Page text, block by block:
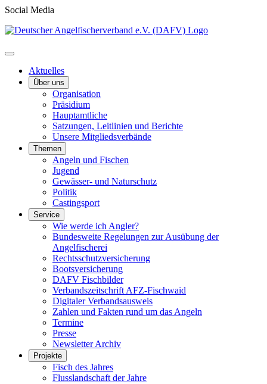
Social Media
Aktuelles
Über uns
Organisation
Präsidium
Hauptamtliche
Satzungen, Leitlinien und Berichte
Unsere Mitgliedsverbände
Themen
Angeln und Fischen
Jugend
Gewässer- und Naturschutz
Politik
Castingsport
Service
Wie werde ich Angler?
Bundesweite Regelungen zur Ausübung der
Angelfischerei
Rechtsschutzversicherung
Bootsversicherung
DAFV Fischbilder
Verbandszeitschrift AFZ-Fischwaid
Digitaler Verbandsausweis
Zahlen und Fakten rund um das Angeln
Termine
Presse
Newsletter Archiv
Projekte
Fisch des Jahres
Flusslandschaft der Jahre